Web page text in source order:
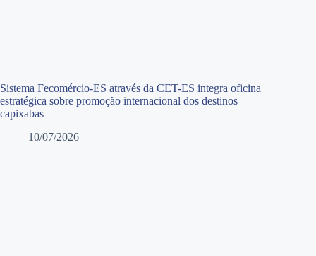
Sistema Fecomércio-ES através da CET-ES integra oficina
estratégica sobre promoção internacional dos destinos
capixabas
10/07/2026